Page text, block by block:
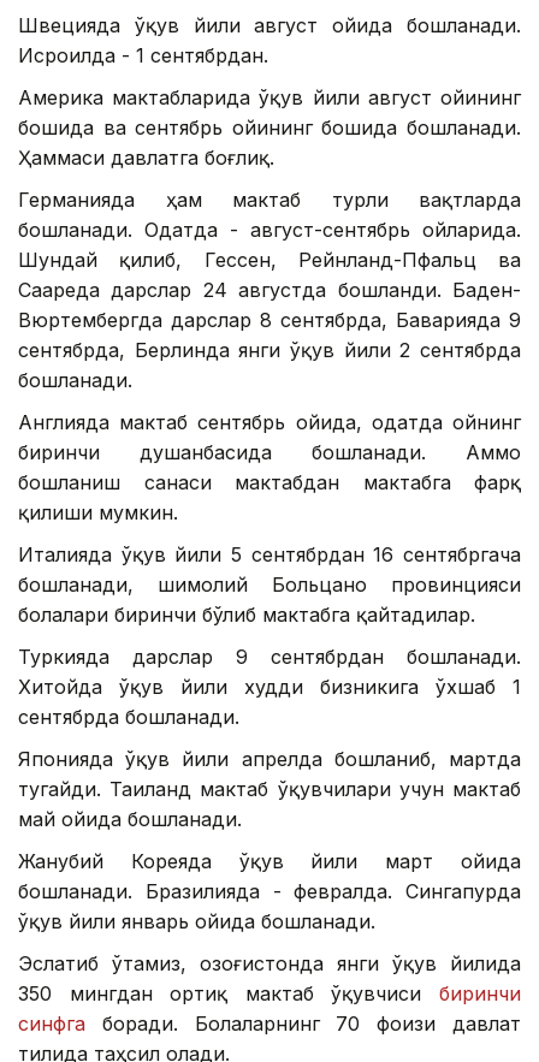
Швецияда ўқув йили август ойида бошланади.
Исроилда - 1 сентябрдан.
Америка мактабларида ўқув йили август ойининг
бошида ва сентябрь ойининг бошида бошланади.
Ҳаммаси давлатга боғлиқ.
Германияда ҳам мактаб турли вақтларда
бошланади. Одатда - август-сентябрь ойларида.
Шундай қилиб, Гессен, Рейнланд-Пфальц ва
Саареда дарслар 24 августда бошланди. Баден-
Вюртембергда дарслар 8 сентябрда, Баварияда 9
сентябрда, Берлинда янги ўқув йили 2 сентябрда
бошланади.
Англияда мактаб сентябрь ойида, одатда ойнинг
биринчи душанбасида бошланади. Аммо
бошланиш санаси мактабдан мактабга фарқ
қилиши мумкин.
Италияда ўқув йили 5 сентябрдан 16 сентябргача
бошланади, шимолий Больцано провинцияси
болалари биринчи бўлиб мактабга қайтадилар.
Туркияда дарслар 9 сентябрдан бошланади.
Хитойда ўқув йили худди бизникига ўхшаб 1
сентябрда бошланади.
Японияда ўқув йили апрелда бошланиб, мартда
тугайди. Таиланд мактаб ўқувчилари учун мактаб
май ойида бошланади.
Жанубий Кореяда ўқув йили март ойида
бошланади. Бразилияда - февралда. Сингапурда
ўқув йили январь ойида бошланади.
Эслатиб ўтамиз, Қозоғистонда янги ўқув йилида
350 мингдан ортиқ мактаб ўқувчиси биринчи
синфга боради. Болаларнинг 70 фоизи давлат
тилида таҳсил олади.